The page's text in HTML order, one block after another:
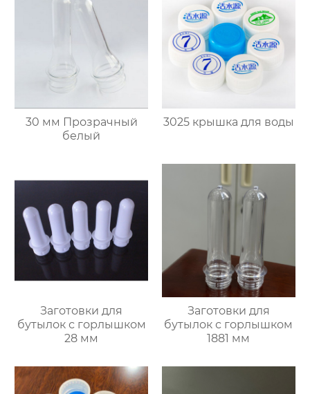
30 мм Прозрачный
белый
3025 крышка для воды
Заготовки для
бутылок с горлышком
28 мм
Заготовки для
бутылок с горлышком
1881 мм